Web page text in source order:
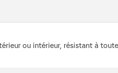
ou intérieur, résistant à